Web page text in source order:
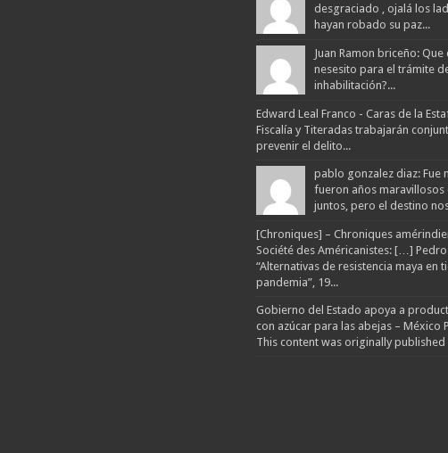
desgraciado , ojalá los
hayan robado su paz...
Juan Ramon briceño:
nesesito para el trámite
inhabilitación?...
Edward Leal Franco - Caras de la
Fiscalía y Titeradas trabajarán
prevenir el delito...
pablo gonzalez diaz: Fue
fueron años maravillosos
juntos, pero el destino
[Chroniques] – Chroniques
Société des Américanistes: […] Pedro
“Alternativas de resistencia maya en
pandemia”, 19...
Gobierno del Estado apoya a
con azúcar para las abejas – México
This content was originally